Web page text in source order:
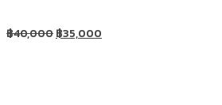
฿40,000฿35,000